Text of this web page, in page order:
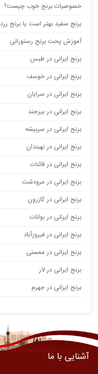
خصوصیات برنج خوب چیست؟
برنج سفید بهتر است یا برنج زرد
آموزش پخت برنج رستورانی
برنج ایرانی در طبس
برنج ایرانی در خوسف
برنج ایرانی در سرایان
برنج ایرانی در بیرجند
برنج ایرانی در سربیشه
برنج ایرانی در نهبندان
برنج ایرانی در قائنات
برنج ایرانی در مرودشت
برنج ایرانی در کازرون
برنج ایرانی در بوانات
برنج ایرانی در فیروزآباد
برنج ایرانی در ممسنی
برنج ایرانی در لار
برنج ایرانی در جهرم
آشنایی با ما